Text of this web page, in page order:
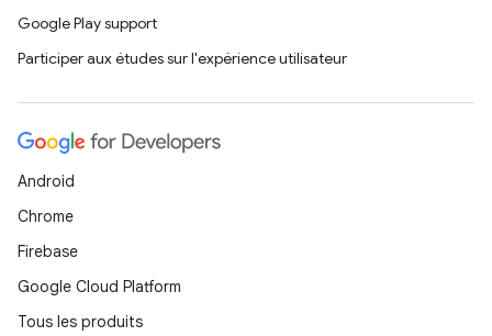
Google Play support
Participer aux études sur l'expérience utilisateur
Android
Chrome
Firebase
Google Cloud Platform
Tous les produits